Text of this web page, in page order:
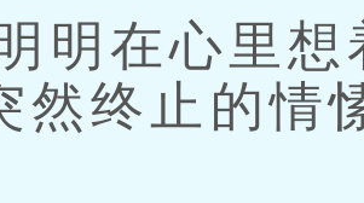
在心里想
然终止的情